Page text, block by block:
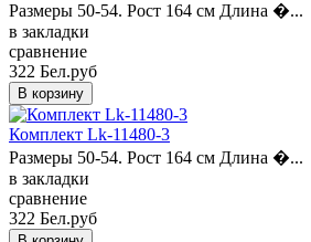
Размеры 50-54. Рост 164 см Длина �...
в закладки
сравнение
322 Бел.руб
Комплект Lk-11480-3
Размеры 50-54. Рост 164 см Длина �...
в закладки
сравнение
322 Бел.руб